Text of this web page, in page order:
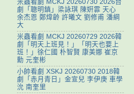
米蟲看劇 MCKJ 20260730 2026台
劇「聰明鎮」梁詠琪 陳姸霏 天心
余杰恩 鄭煒齡 許曦文 劉修甫 潘綱
大
米蟲看劇 MCKJ 20260729 2026韓
劇「明天上班見！」「明天也要上
班！」徐仁國 朴智賢 康美娜 崔京
勳 元奎彬
小帥看劇 XSKJ 20260730 2018韓
劇「赤月青日」金宣兒 李伊庚 車學
沇 南奎里